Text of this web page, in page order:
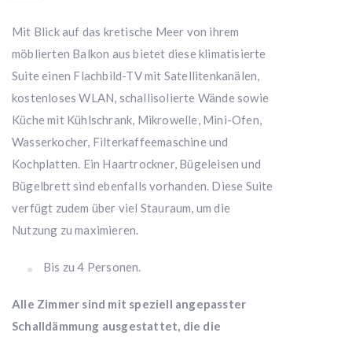
Mit Blick auf das kretische Meer von ihrem
möblierten Balkon aus bietet diese klimatisierte
Suite einen Flachbild-TV mit Satellitenkanälen,
kostenloses WLAN, schallisolierte Wände sowie
Küche mit Kühlschrank, Mikrowelle, Mini-Ofen,
Wasserkocher, Filterkaffeemaschine und
Kochplatten. Ein Haartrockner, Bügeleisen und
Bügelbrett sind ebenfalls vorhanden. Diese Suite
verfügt zudem über viel Stauraum, um die
Nutzung zu maximieren.
Bis zu 4 Personen.
Alle Zimmer sind mit speziell angepasster
Schalldämmung ausgestattet, die die